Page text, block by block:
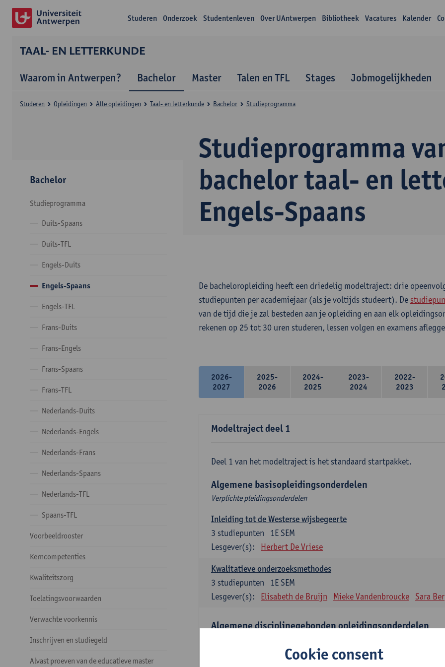
Studeren Onderzoek Studentenleven Over UAntwerpen Bibliotheek Vacatures Kalender
TAAL- EN LETTERKUNDE
Waarom in Antwerpen? Bachelor Master Talen en TFL Stages Jobmogelijkheden
Studieprogramma
bachelor taal- en
Engels-Spaans
Studeren Opleidingen Alle opleidingen Taal- en letterkunde Bachelor Studieprogramma
Bachelor
Studieprogramma
Duits-Spaans
Duits-TFL
Engels-Duits
Engels-Spaans
Engels-TFL
Frans-Duits
Frans-Engels
Frans-Spaans
Frans-TFL
Nederlands-Duits
Nederlands-Engels
Nederlands-Frans
Nederlands-Spaans
Nederlands-TFL
Spaans-TFL
Voorbeeldrooster
Kerncompetenties
Kwaliteitszorg
Toelatingsvoorwaarden
Verwachte voorkennis
Inschrijven en studiegeld
Alvast proeven van de educatieve master
De bacheloropleiding heeft een driedelig modeltraject: drie
studiepunten per academiejaar (als je voltijds studeert). De
van de tijd die je zal besteden aan je opleiding en aan elk
rekenen op 25 tot 30 uren studeren, lessen volgen en examens
2026-
2027
2025-
2026
2024-
2025
2023-
2024
2022-
2023
Modeltraject deel 1
Deel 1 van het modeltraject is het standaard startpakket.
Algemene basisopleidingsonderdelen
Verplichte pleidingsonderdelen
Inleiding tot de Westerse wijsbegeerte
1E SEM
3 studiepunten
Lesgever(s):
Herbert De Vriese
Kwalitatieve onderzoeksmethodes
1E SEM
3 studiepunten
Lesgever(s):
Elisabeth de Bruijn Mieke Vandenbroucke Sara
Algemene disciplinegebonden opleidingsonderdelen
Literatuur en diversiteitCookie consent